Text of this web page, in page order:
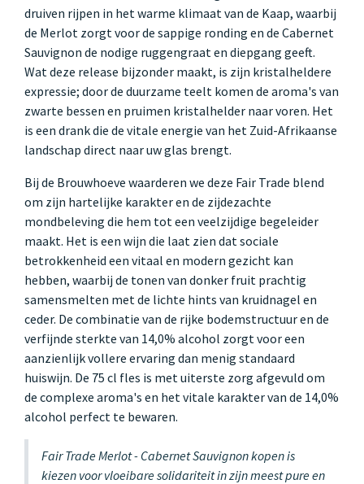
druiven rijpen in het warme klimaat van de Kaap, waarbij
de Merlot zorgt voor de sappige ronding en de Cabernet
Sauvignon de nodige ruggengraat en diepgang geeft.
Wat deze release bijzonder maakt, is zijn kristalheldere
expressie; door de duurzame teelt komen de aroma's van
zwarte bessen en pruimen kristalhelder naar voren. Het
is een drank die de vitale energie van het Zuid-Afrikaanse
landschap direct naar uw glas brengt.
Bij de Brouwhoeve waarderen we deze Fair Trade blend
om zijn hartelijke karakter en de zijdezachte
mondbeleving die hem tot een veelzijdige begeleider
maakt. Het is een wijn die laat zien dat sociale
betrokkenheid een vitaal en modern gezicht kan
hebben, waarbij de tonen van donker fruit prachtig
samensmelten met de lichte hints van kruidnagel en
ceder. De combinatie van de rijke bodemstructuur en de
verfijnde sterkte van 14,0% alcohol zorgt voor een
aanzienlijk vollere ervaring dan menig standaard
huiswijn. De 75 cl fles is met uiterste zorg afgevuld om
de complexe aroma's en het vitale karakter van de 14,0%
alcohol perfect te bewaren.
Fair Trade Merlot - Cabernet Sauvignon kopen is
kiezen voor vloeibare solidariteit in zijn meest pure en